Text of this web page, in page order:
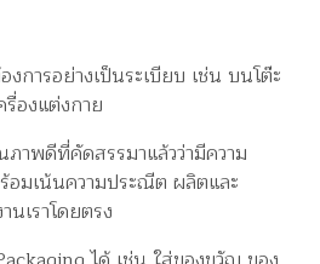
งการอย่างเป็นระเบียบ เช่น บนโต๊ะ
องแต่งกาย
าพดีที่คัดสรรมาแล้วว่ามีความ
มเน้นความประณีต ผลิตและ
เราโดยตรง